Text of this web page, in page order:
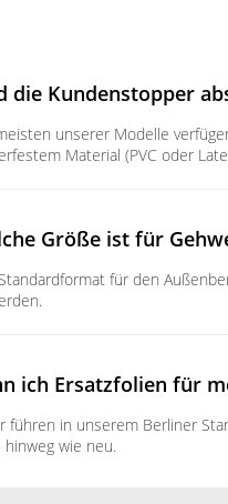
die Kundenstopper
unserer Modelle
Material (PVC oder
Größe ist für
für den
ich Ersatzfolien für
führen in unserem Berliner
hinweg wie neu.